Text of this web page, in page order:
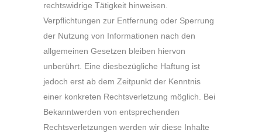
rechtswidrige Tätigkeit hinweisen.
Verpflichtungen zur Entfernung oder Sperrung
der Nutzung von Informationen nach den
allgemeinen Gesetzen bleiben hiervon
unberührt. Eine diesbezügliche Haftung ist
jedoch erst ab dem Zeitpunkt der Kenntnis
einer konkreten Rechtsverletzung möglich. Bei
Bekanntwerden von entsprechenden
Rechtsverletzungen werden wir diese Inhalte